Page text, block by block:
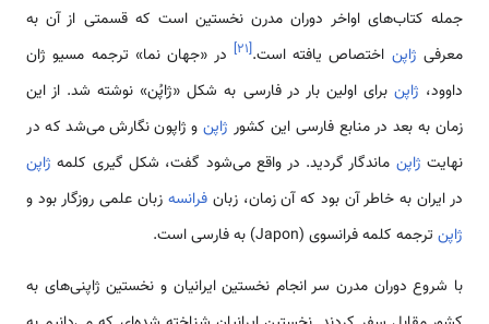
جمله کتاب‌های اواخر دوران مدرن نخستین است که قسمتی از آن به
معرفی ژاپن اختصاص یافته است.[۲۱] در «جهان نما» ترجمه مسیو ژان
داوود، ژاپن برای اولین بار در فارسی به شکل «ژاپُن» نوشته شد. از این
زمان به بعد در منابع فارسی این کشور ژاپنو ژاپون نگارش می‌شد که در
نهایت ژاپن ماندگار گردید. در واقع می‌شود گفت، شکل گیری کلمه ژاپن
در ایران به خاطر آن بود که آن زمان، زبانفرانسه زبان علمی روزگار بود و
ژاپن ترجمه کلمه فرانسوی (Japon) به فارسی است.
با شروع دوران مدرن سر انجام نخستین ایرانیان و نخستین ژاپنی‌های به